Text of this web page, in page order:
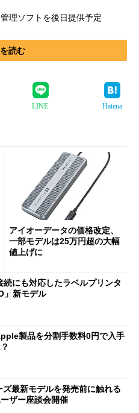
理ソフトを後日提供予定
読む
LINE Hatena
アイオーデータの価格改定、
一部モデルは25万円超の大幅
値上げに
続にも対応したラベルプリンタ
」新モデル
製品を分割手数料0円で入手
最新モデルを発売前に触れる
ザー座談会開催